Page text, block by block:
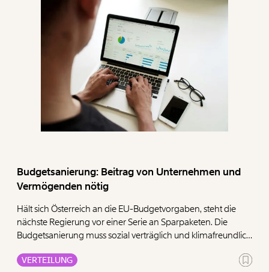
Parlagram
Pressebereich
Jobs & Fellowships
Budgetsanierung: Beitrag von Unternehmen und
Vermögenden nötig
Hält sich Österreich an die EU-Budgetvorgaben, steht die
nächste Regierung vor einer Serie an Sparpaketen. Die
Budgetsanierung muss sozial verträglich und klimafreundlich
Unternehmen, Vermögenden und Besserverdienenden auf.
VERTEILUNG